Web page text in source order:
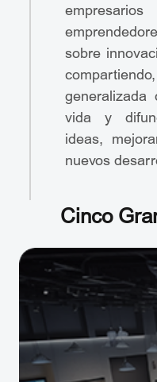
sobre
vida y
ideas,
nuevos
Cinco